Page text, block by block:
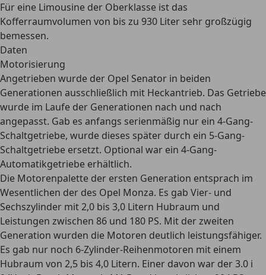
Für eine Limousine der Oberklasse ist das
Kofferraumvolumen von bis zu 930 Liter sehr großzügig
bemessen.
Daten
Motorisierung
Angetrieben wurde der Opel Senator in beiden
Generationen ausschließlich mit Heckantrieb. Das Getriebe
wurde im Laufe der Generationen nach und nach
angepasst. Gab es anfangs serienmäßig nur ein 4-Gang-
Schaltgetriebe, wurde dieses später durch ein 5-Gang-
Schaltgetriebe ersetzt. Optional war ein 4-Gang-
Automatikgetriebe erhältlich.
Die Motorenpalette der ersten Generation entsprach im
Wesentlichen der des Opel Monza. Es gab Vier- und
Sechszylinder mit 2,0 bis 3,0 Litern Hubraum und
Leistungen zwischen 86 und 180 PS. Mit der zweiten
Generation wurden die Motoren deutlich leistungsfähiger.
Es gab nur noch 6-Zylinder-Reihenmotoren mit einem
Hubraum von 2,5 bis 4,0 Litern. Einer davon war der 3.0 i